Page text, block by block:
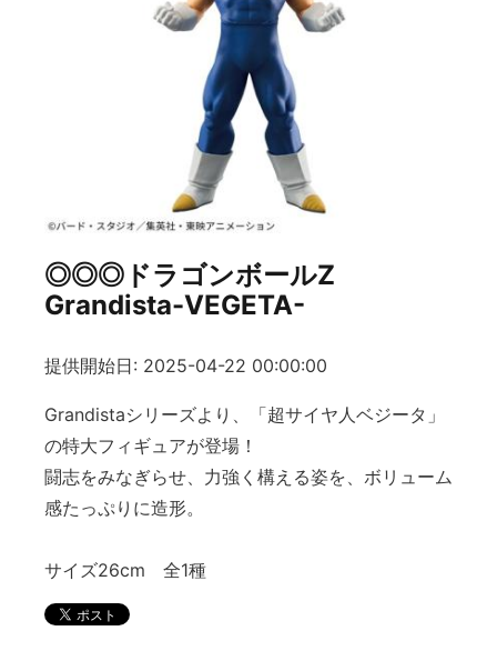
◎◎◎ドラゴンボールZ
Grandista-VEGETA-
提供開始日: 2025-04-22 00:00:00
Grandistaシリーズより、「超サイヤ人ベジータ」
の特大フィギュアが登場！
闘志をみなぎらせ、力強く構える姿を、ボリューム
感たっぷりに造形。
サイズ26cm 全1種